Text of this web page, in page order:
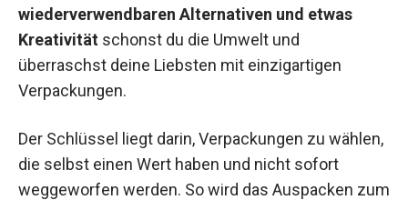
wiederverwendbaren Alternativen und etwas
Kreativität schonst du die Umwelt und
überraschst deine Liebsten mit einzigartigen
Verpackungen.
Der Schlüssel liegt darin, Verpackungen zu wählen,
die selbst einen Wert haben und nicht sofort
weggeworfen werden. So wird das Auspacken zum